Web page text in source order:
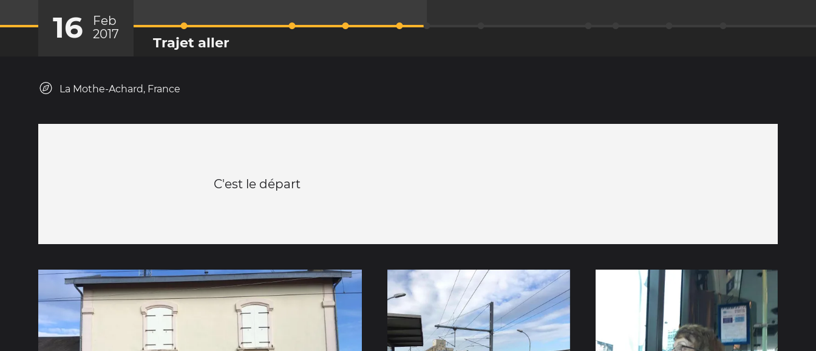
16
Feb
2017
Trajet aller
La Mothe-Achard, France
C'est le départ